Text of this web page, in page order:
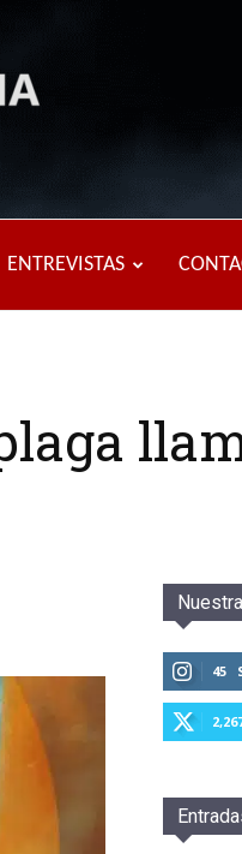
ENTREVISTAS
45